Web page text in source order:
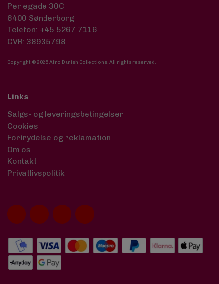
Perlegade 30C
6400 Sønderborg
Telefon: +45 5267 7116
CVR: 38935798
Copyright © 2025 Afro Danish Collections. All rights reserved.
Links
Salgs- og leveringsbetingelser
Cookies
Fortrydelse og reklamation
Om os
Kontakt
Privatlivspolitik